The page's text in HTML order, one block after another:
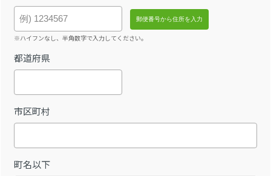
※ハイフンなし、半角数字で入力してください。
都道府県
市区町村
町名以下